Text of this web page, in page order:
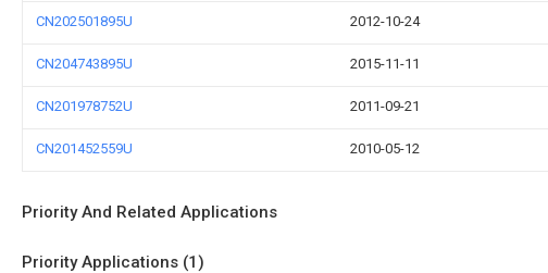
CN202501895U 2012-10-24
CN204743895U 2015-11-11
CN201978752U 2011-09-21
CN201452559U 2010-05-12
Priority And Related Applications
Priority Applications (1)